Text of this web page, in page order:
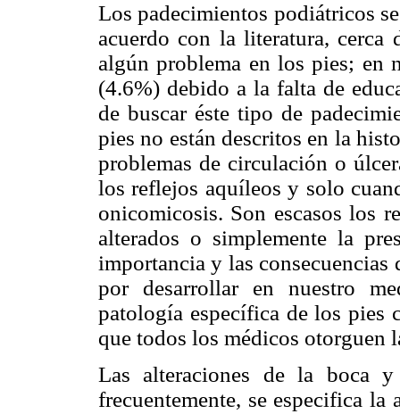
Los padecimientos podiátricos
acuerdo con la literatura, cerca
algún problema en los pies; en
(4.6%) debido a la falta de
de buscar éste tipo de
pies no están descritos en la
problemas de circulación o
los reflejos aquíleos y solo
onicomicosis. Son escasos los
alterados o simplemente la
importancia y las
por desarrollar en nuestro
patología específica de los pies
que todos los médicos otorguen
Las alteraciones de la boca
frecuentemente, se especifica la